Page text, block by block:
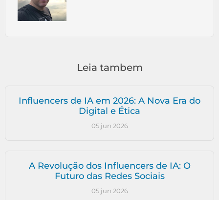
Leia tambem
Influencers de IA em 2026: A Nova Era do
Digital e Ética
05 jun 2026
A Revolução dos Influencers de IA: O
Futuro das Redes Sociais
05 jun 2026